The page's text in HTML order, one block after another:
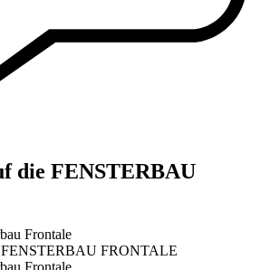
die FENSTERBAU